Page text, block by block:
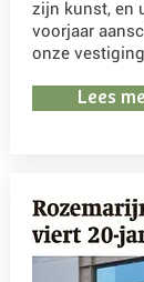
zijn kunst, en
voorjaar
onze
Lees